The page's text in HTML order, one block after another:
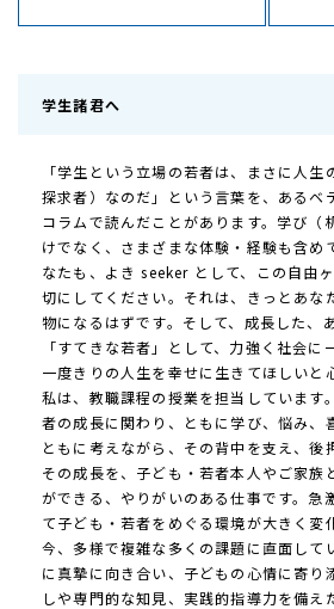
学生諸君へ
「学生という立場の若者は、まさに人
探求者）なのだ」という言葉を、あるベ
コラムで読んだことがあります。学び（
けでなく、さまざまな体験・経験も含め
なたも、よき seeker として、この自由
切にしてください。それは、きっとあな
物になるはずです。そして、成長した、
「すてきな若者」として、力強く社会に
一度きりの人生を幸せに生きてほしいと
私は、教職課程の授業を担当しています
者の成長に関わり、ともに学び、悩み、
ともに考えながら、その背中を支え、後
その成長を、子ども・若者本人やご家族
ができる、やりがいのある仕事です。急
て子ども・若者をめぐる環境が大きく変
今、多様で複雑な多くの課題に直面して
に真摯に向き合い、子どもの心情に寄り
しや専門的な知見、実践的指導力を備え